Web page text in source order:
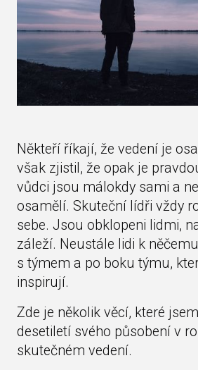
Někteří říkají, že vedení je
však zjistil, že opak je
vůdci jsou málokdy sami a
osamělí. Skuteční lídři vždy
sebe. Jsou obklopeni lidmi,
záleží. Neustále lidi k
s týmem a po boku týmu,
inspirují.
Zde je několik věcí, které
desetiletí svého působení v
skutečném vedení.